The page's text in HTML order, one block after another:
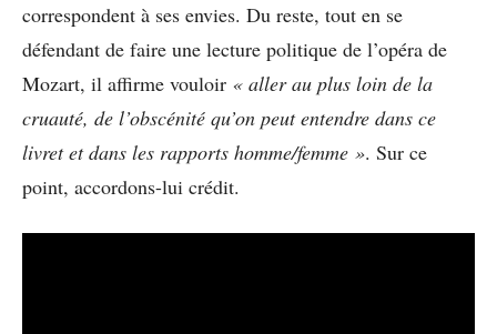
correspondent à ses envies. Du reste, tout en se
défendant de faire une lecture politique de l’opéra de
Mozart, il affirme vouloir « aller au plus loin de la
cruauté, de l’obscénité qu’on peut entendre dans ce
livret et dans les rapports homme/femme ». Sur ce
point, accordons-lui crédit.